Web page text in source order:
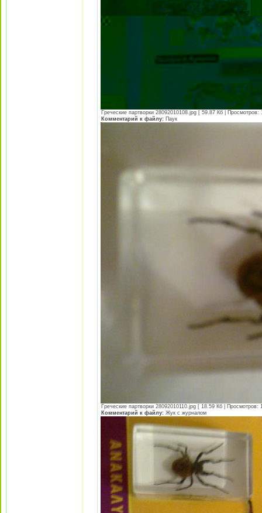
Греческие партворки 28092010108.jpg [ 59.87 Кб | Просмотров:
Комментарий к файлу: Паук
Греческие партворки 28092010110.jpg [ 18.59 Кб | Просмотров:
Комментарий к файлу: Жук с журналом